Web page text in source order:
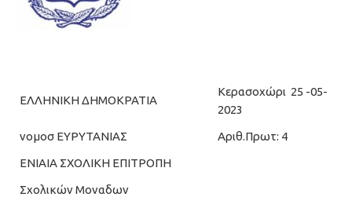
ΕΛΛΗΝΙΚΗ ΔΗΜΟΚΡΑΤΙΑ
Κερασοχώρι 25 -05-
2023
νομοσ ΕΥΡΥΤΑΝΙΑΣ
Αριθ.Πρωτ: 4
ΕΝΙΑΙΑ ΣΧΟΛΙΚΗ ΕΠΙΤΡΟΠΗ
Σχολικών Μοναδων